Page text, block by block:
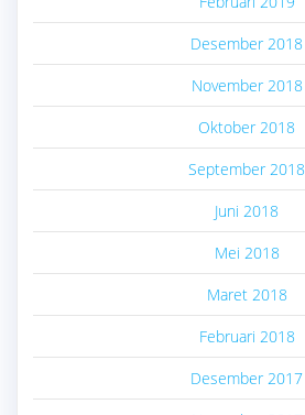
Desember 2018
November 2018
Oktober 2018
September 2018
Juni 2018
Mei 2018
Maret 2018
Februari 2018
Desember 2017